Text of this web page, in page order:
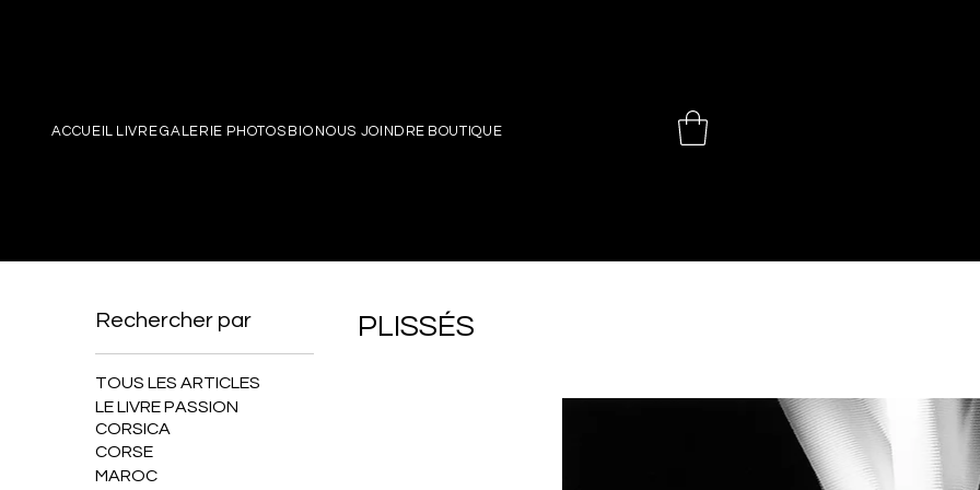
PIERRE
ACCUEIL LIVREGALERIE PHOTOS BIO NOUS JOINDRE BOUTIQUE
Rechercher par
TOUS LES ARTICLES
LE LIVRE PASSION
CORSICA
CORSE
MAROC
PLISSÉS